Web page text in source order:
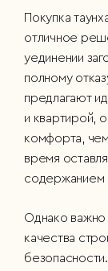
Покупка
отличное
уединении
полному
предлагают
и квартирой,
комфорта,
время
содержанием
Однако
качества